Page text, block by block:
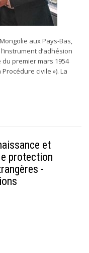
aux Pays-Bas,
d’adhésion
premier mars 1954
civile »). La
et
protection
-